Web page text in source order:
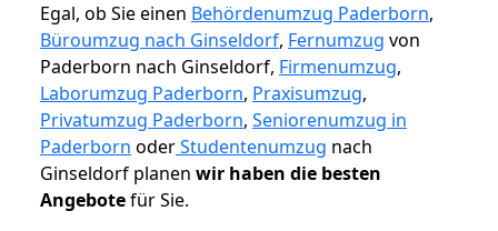
Egal, ob Sie einen Behördenumzug Paderborn,
Büroumzug nach Ginseldorf, Fernumzug von
Paderborn nach Ginseldorf, Firmenumzug,
Laborumzug Paderborn, Praxisumzug,
Privatumzug Paderborn, Seniorenumzug in
Paderborn oderStudentenumzug nach
Ginseldorf planen wir haben die besten
Angebotefür Sie.